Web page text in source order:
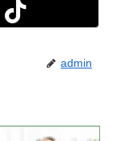
admin